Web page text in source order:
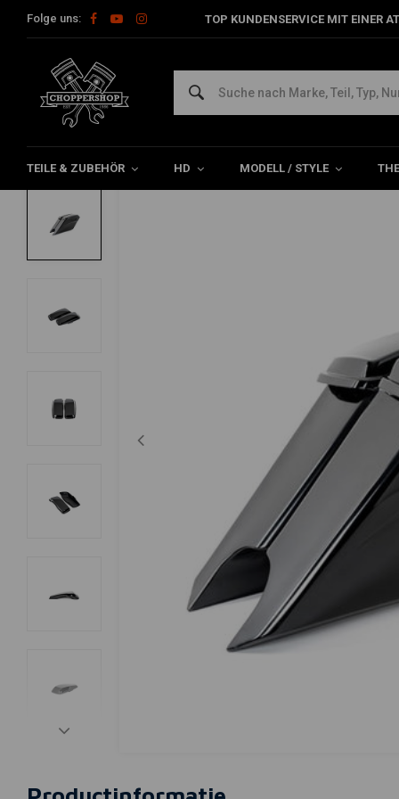
Folge uns: TOP KUNDENSERVICE MIT EINER
TEILE & ZUBEHÖR HD MODELL / STYLE
Home Teile & Zubehör Sattel- & Werkzeugtaschen Sattel-
KILLER CUSTOM
14-Up Touring Satteltaschendeckel Set